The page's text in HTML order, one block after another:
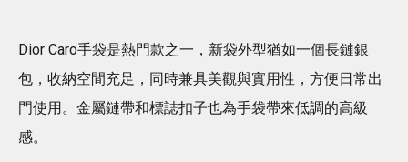
Dior Caro手袋是熱門款之一，新袋外型猶如一個長鏈銀
包，收納空間充足，同時兼具美觀與實用性，方便日常出
門使用。金屬鏈帶和標誌扣子也為手袋帶來低調的高級
感。